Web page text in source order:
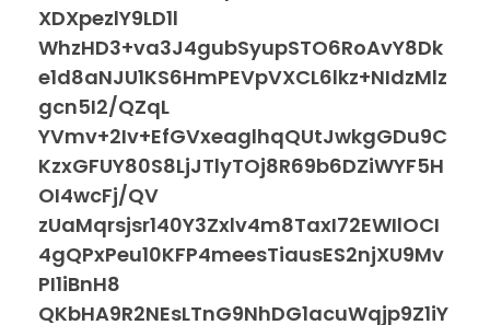
XDXpezlY9LD1l
WhzHD3+va3J4gubSyupSTO6RoAvY8Dk
e1d8aNJU1KS6HmPEVpVXCL6lkz+NIdzMlz
gcn5I2/QZqL
YVmv+2Iv+EfGVxeaglhqQUtJwkgGDu9C
KzxGFUY80S8LjJTlyTOj8R69b6DZiWYF5H
OI4wcFj/QV
zUaMqrsjsr140Y3Zxlv4m8TaxI72EWIlOCI
4gQPxPeu10KFP4meesTiausES2njXU9Mv
PI1iBnH8
QKbHA9R2NEsLTnG9NhDG1acuWqjp9Z1iY